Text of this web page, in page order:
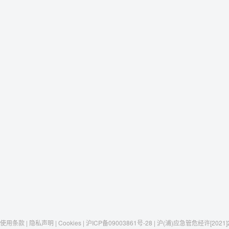
使用条款 | 隐私声明 | Cookies | 沪ICP备09003861号-28 | 沪(浦)应急管危经许